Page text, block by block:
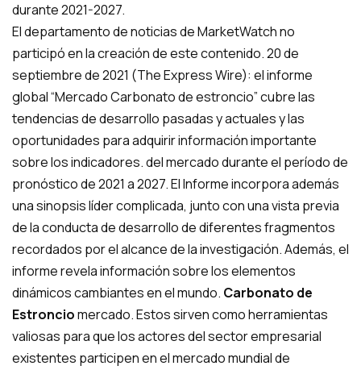
durante 2021-2027.
El departamento de noticias de MarketWatch no
participó en la creación de este contenido. 20 de
septiembre de 2021 (The Express Wire): el informe
global “Mercado Carbonato de estroncio” cubre las
tendencias de desarrollo pasadas y actuales y las
oportunidades para adquirir información importante
sobre los indicadores. del mercado durante el período de
pronóstico de 2021 a 2027. El Informe incorpora además
una sinopsis líder complicada, junto con una vista previa
de la conducta de desarrollo de diferentes fragmentos
recordados por el alcance de la investigación. Además, el
informe revela información sobre los elementos
dinámicos cambiantes en el mundo. Carbonato de
Estronciomercado. Estos sirven como herramientas
valiosas para que los actores del sector empresarial
existentes participen en el mercado mundial de